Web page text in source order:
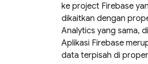
ke project Firebase
dikaitkan dengan
Analytics yang sama,
Aplikasi Firebase
data terpisah di